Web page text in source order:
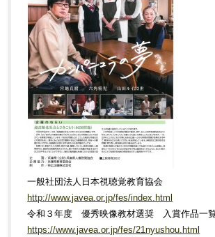
一般社団法人日本視聴覚教育協会
http://www.javea.or.jp/fes/index.html
令和３年度 優秀映像教材選奨 入賞作品一
https://www.javea.or.jp/fes/21nyushou.html